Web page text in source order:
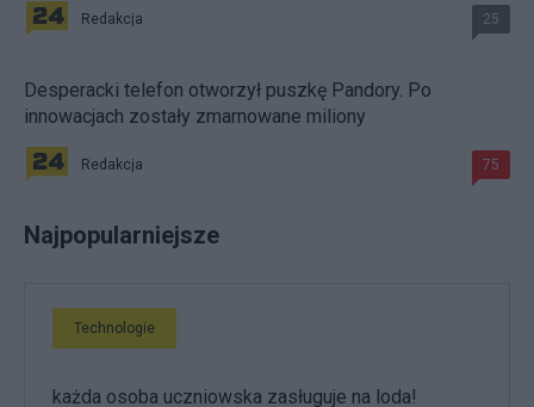
Redakcja 25
Desperacki telefon otworzył puszkę Pandory. Po
innowacjach zostały zmarnowane miliony
Redakcja 75
Najpopularniejsze
Technologie
każda osoba uczniowska zasługuje na loda!